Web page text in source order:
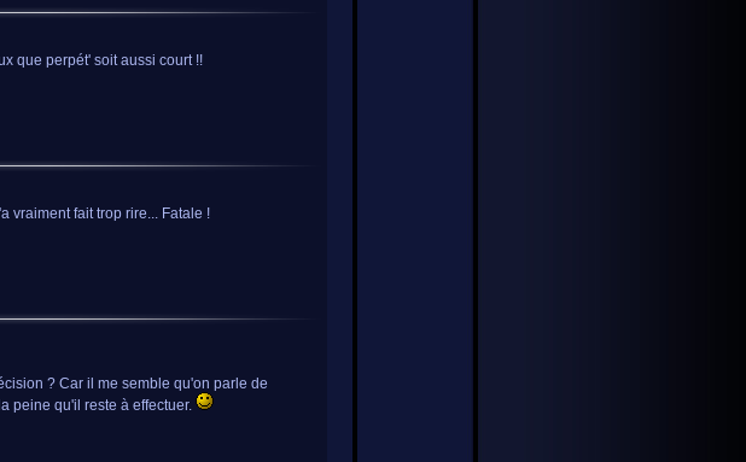
que perpét' soit aussi court !!
vraiment fait trop rire... Fatale !
? Car il me semble qu'on parle de
peine qu'il reste à effectuer.